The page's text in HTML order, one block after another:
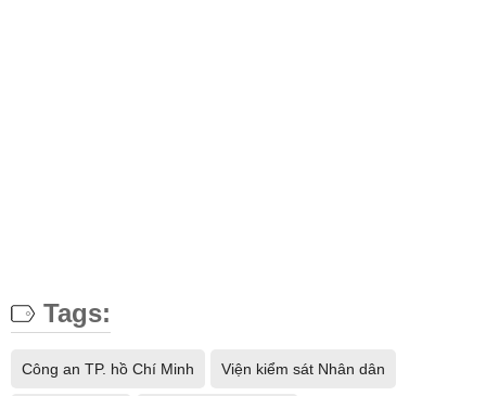
Tags:
Công an TP. hồ Chí Minh Viện kiểm sát Nhân dân